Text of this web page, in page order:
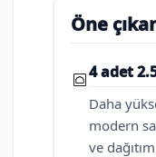
Öne
4 adet
Daha
modern
ve